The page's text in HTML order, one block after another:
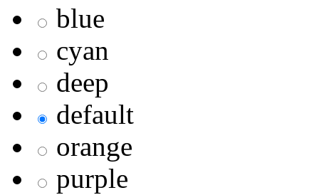
blue
cyan
deep
default
orange
purple